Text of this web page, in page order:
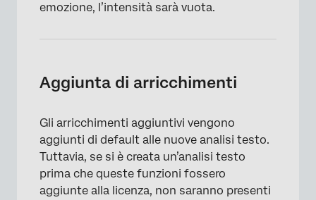
emozione, l’intensità sarà vuota.
Aggiunta di arricchimenti
Gli arricchimenti aggiuntivi vengono
aggiunti di default alle nuove analisi testo.
Tuttavia, se si è creata un’analisi testo
prima che queste funzioni fossero
aggiunte alla licenza, non saranno presenti